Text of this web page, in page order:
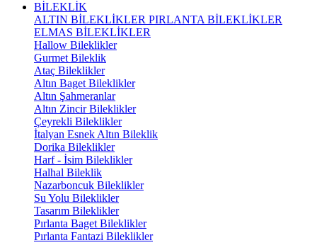
BİLEKLİK
ALTIN BİLEKLİKLER PIRLANTA BİLEKLİKLER
ELMAS BİLEKLİKLER
Hallow Bileklikler
Gurmet Bileklik
Ataç Bileklikler
Altın Baget Bileklikler
Altın Şahmeranlar
Altın Zincir Bileklikler
Çeyrekli Bileklikler
İtalyan Esnek Altın Bileklik
Dorika Bileklikler
Harf - İsim Bileklikler
Halhal Bileklik
Nazarboncuk Bileklikler
Su Yolu Bileklikler
Tasarım Bileklikler
Pırlanta Baget Bileklikler
Pırlanta Fantazi Bileklikler